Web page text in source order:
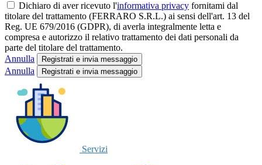
Dichiaro di aver ricevuto l'informativa privacy fornitami dal
titolare del trattamento (FERRARO S.R.L.) ai sensi dell'art. 13 del
Reg. UE 679/2016 (GDPR), di averla integralmente letta e
compresa e autorizzo il relativo trattamento dei dati personali da
parte del titolare del trattamento.
Annulla
Annulla
Registrati e invia messaggio
Servizi